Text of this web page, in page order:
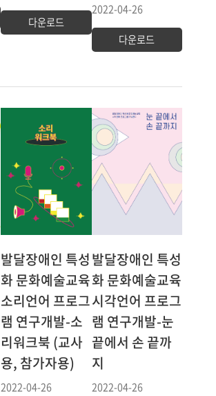
다운로드
2022-04-26
다운로드
발달장애인 특성
화 문화예술교육
소리언어 프로그
램 연구개발-소
리워크북 (교사
용, 참가자용)
2022-04-26
발달장애인 특성
화 문화예술교육
시각언어 프로그
램 연구개발-눈
끝에서 손 끝까
지
2022-04-26